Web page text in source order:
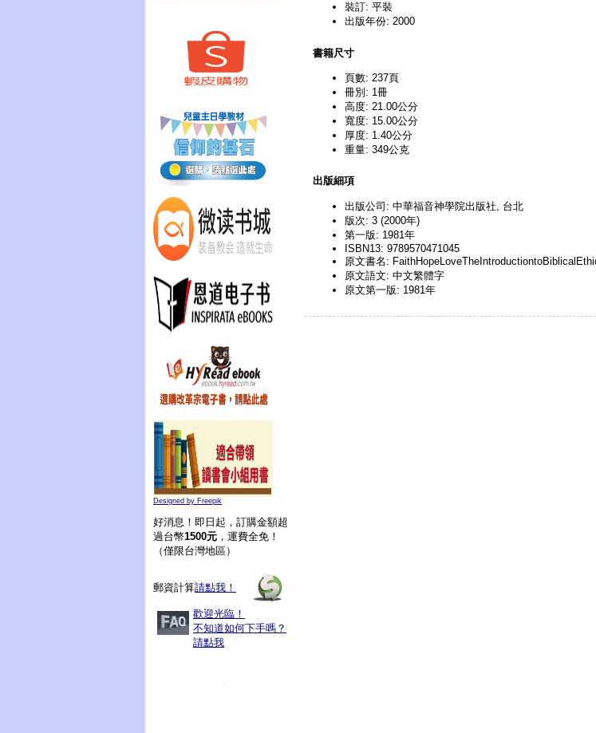
Designed by Freepik
好消息！即日起，訂購金額超
過台幣1500元 ，運費全免！
（僅限台灣地區）
郵資計算請點我！
歡迎光臨！
不知道如何下手嗎？
請點我
裝訂: 平裝
出版年份: 2000
書籍尺寸
頁數: 237頁
冊別: 1冊
高度: 21.00公分
寬度: 15.00公分
厚度: 1.40公分
重量: 349公克
出版細項
出版公司: 中華福音神學院出版社, 台北
版次: 3 (2000年)
第一版: 1981年
ISBN13: 9789570471045
原文書名:
原文語文: 中文繁體字
原文第一版: 1981年